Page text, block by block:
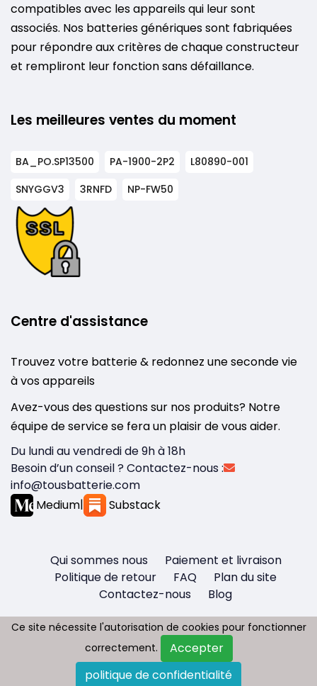
compatibles avec les appareils qui leur sont
associés. Nos batteries génériques sont fabriquées
pour répondre aux critères de chaque constructeur
et rempliront leur fonction sans défaillance.
Les meilleures ventes du moment
BA_PO.SP13500 PA-1900-2P2
L80890-001
SNYGGV3
3RNFD NP-FW50
Centre d'assistance
Trouvez votre batterie & redonnez une seconde vie
à vos appareils
Avez-vous des questions sur nos produits? Notre
équipe de service se fera un plaisir de vous aider.
Du lundi au vendredi de 9h à 18h
Besoin d’un conseil ? Contactez-nous :
info@tousbatterie.com
Medium| Substack
Qui sommes nous
Paiement et livraison
Politique de retour
FAQ
Plan du site
Contactez-nous
Blog
Copyright © 2026 - Tous droit réservés
Tousbatterie.com
Ce site nécessite l'autorisation de cookies pour fonctionner
correctement.
Accepter
politique de confidentialité
Ce site nécessite l'autorisation de cookies pour fonctionner
correctement.
Accepter
politique de confidentialité